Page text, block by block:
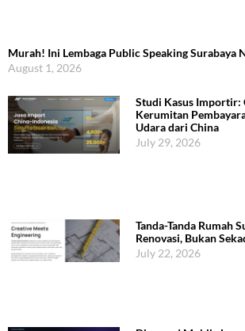
Murah! Ini Lembaga Public Speaking Surabaya
August 1, 2026
Studi Kasus Importir:
Kerumitan
Udara dari China
July 29, 2026
Tanda-Tanda Rumah
Renovasi, Bukan
July 22, 2026